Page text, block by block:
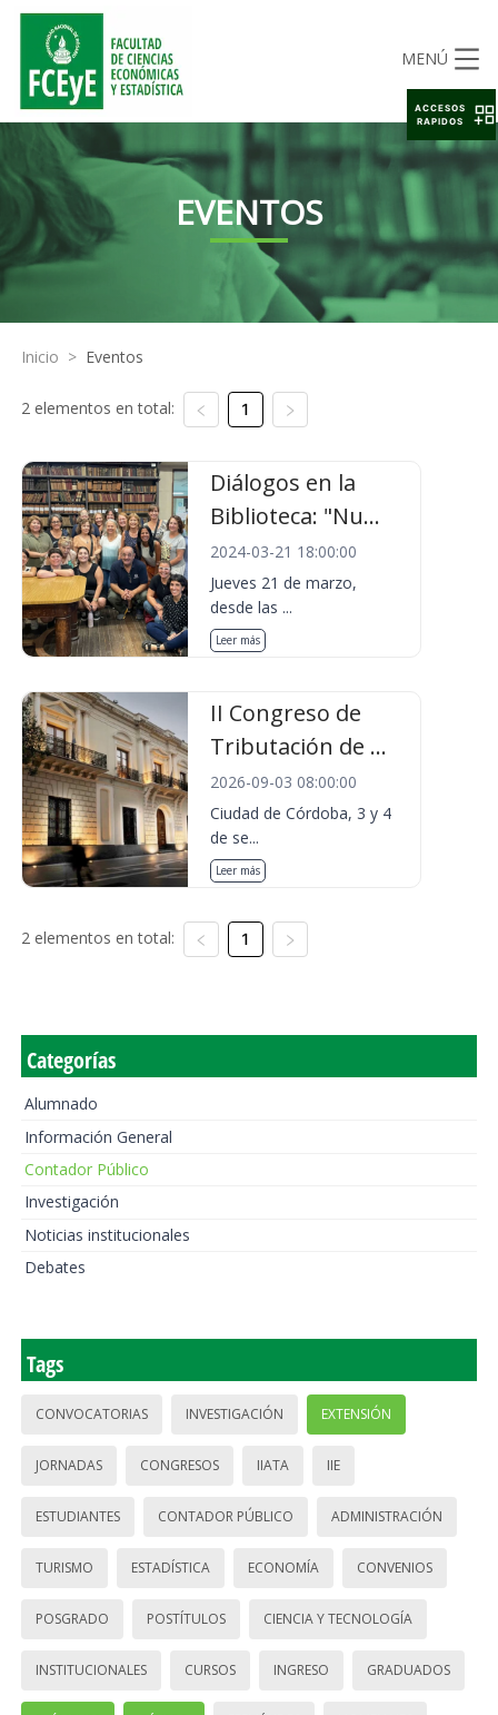
MENÚ
EVENTOS
Inicio > Eventos
2 elementos en total: 1
Diálogos en la
Biblioteca: "Nu...
2024-03-21 18:00:00
Jueves 21 de marzo,
desde las ...
Leer más
II Congreso de
Tributación de ...
2026-09-03 08:00:00
Ciudad de Córdoba, 3 y 4
de se...
Leer más
2 elementos en total: 1
Categorías
Alumnado
Información General
Contador Público
Investigación
Noticias institucionales
Debates
Tags
CONVOCATORIAS INVESTIGACIÓN EXTENSIÓN
JORNADAS CONGRESOS IIATA IIE
ESTUDIANTES CONTADOR PÚBLICO ADMINISTRACIÓN
TURISMO ESTADÍSTICA ECONOMÍA CONVENIOS
POSGRADO POSTÍTULOS CIENCIA Y TECNOLOGÍA
INSTITUCIONALES CURSOS INGRESO GRADUADOS
ACCESOS
RAPIDOS